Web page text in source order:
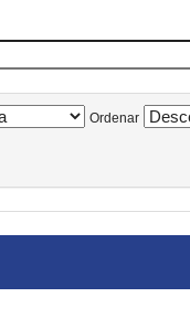
Ordenar